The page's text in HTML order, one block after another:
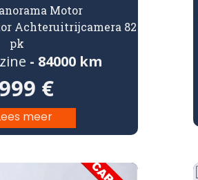
Motor
Achteruitrijcamera 82
pk
- 84000 km
€
meer